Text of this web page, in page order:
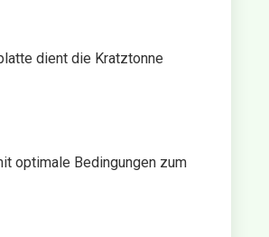
dient die Kratztonne
optimale Bedingungen zum